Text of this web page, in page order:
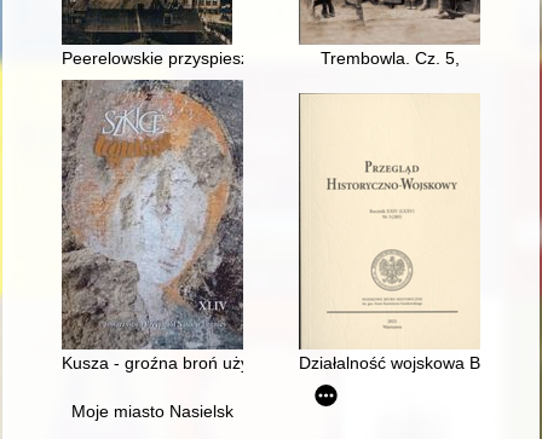
Peerelowskie przyspieszenie 1945-1980Trembowla. Cz. 5,
Kusza - groźna broń używana w średniowiecznej Legnicy
Działalność wojskowa
Moje miasto Nasielsk